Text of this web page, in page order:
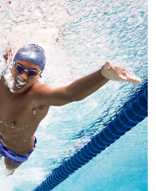
DES PRODUITS QUI